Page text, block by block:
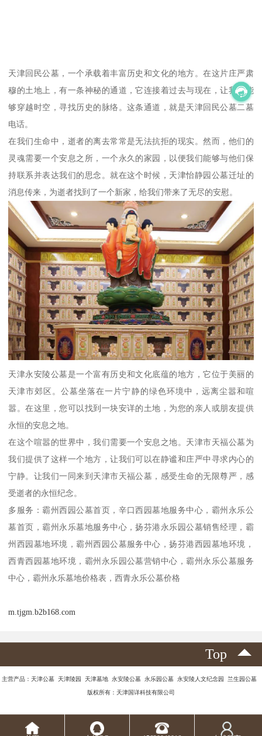
天津回民公墓，一个承载着丰富历史和文化的地方。在这片庄严肃
穆的土地上，有一条神秘的通道，它连接着过去与现在，让我们能
够穿越时空，寻找历史的脉络。这条通道，就是天津回民公墓二墓
电话。
在我们生命中，逝者的离去常常是无法抗拒的现实。然而，他们的
灵魂需要一个安息之所，一个永久的家园，以便我们能够与他们保
持联系并表达我们的思念。就在这个时候，天津怡静园公墓迁址的
消息传来，为逝者找到了一个新家，给我们带来了无尽的安慰。
天津永安陵公墓是一个富有历史和文化底蕴的地方，它位于美丽的
天津市郊区。公墓坐落在一片宁静的绿色环境中，远离尘嚣和喧
嚣。在这里，您可以找到一块安详的土地，为您的亲人或朋友提供
永恒的安息之地。
在这个喧嚣的世界中，我们需要一个安息之地。天津市天福公墓为
我们提供了这样一个地方，让我们可以在静谧和庄严中寻求内心的
宁静。让我们一同来到天津市天福公墓，感受生命的无限尊严，感
受逝者的永恒纪念。
多服务：霸州西园公墓首页，辛口西园墓地服务中心，霸州永乐公
墓首页，霸州永乐墓地服务中心，扬芬港永乐园公墓销售经理，霸
州西园墓地环境，霸州西园公墓服务中心，扬芬港西园墓地环境，
西青西园墓地环境，霸州永乐园公墓营销中心，霸州永乐公墓服务
中心，霸州永乐墓地价格表，西青永乐公墓价格
m.tjgm.b2b168.com
Top
主营产品：天津公墓 天津陵园 天津墓地 永安陵公墓 永乐园公墓 永安陵人文纪念园 兰生园公墓
版权所有：天津国详科技有限公司